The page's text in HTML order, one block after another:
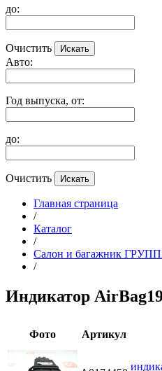
до:
Очистить
Авто:
Год выпуска, от:
до:
Очистить
Главная страница
/
Каталог
/
Салон и багажник
/
Индикатор
Фото Артикул